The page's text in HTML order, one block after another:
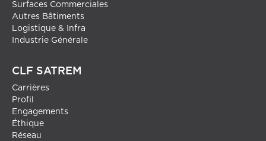
Surfaces Commerciales
Autres Bâtiments
Logistique & Infra
Industrie Générale
CLF SATREM
Carrières
Profil
Engagements
Éthique
Réseau